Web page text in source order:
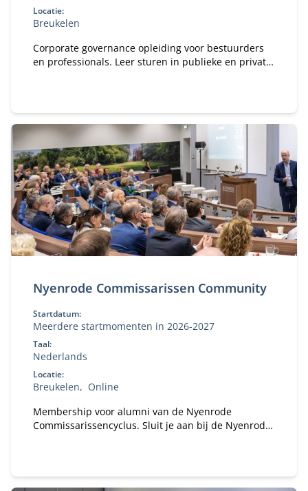
Locatie:
Breukelen
Corporate governance opleiding voor bestuurders
en professionals. Leer sturen in publieke en private
Nyenrode Commissarissen Community
Startdatum:
Meerdere startmomenten in 2026-2027
Taal:
Nederlands
Locatie:
Breukelen
Online
Membership voor alumni van de Nyenrode
Commissarissencyclus. Sluit je aan bij de Nyenrode
onze community?